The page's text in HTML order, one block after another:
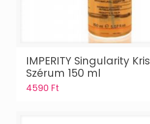
IMPERITY Singularity
Szérum 150 ml
4590 Ft